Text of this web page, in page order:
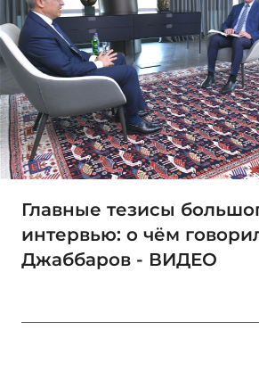
Главные тезисы
интервью: о чём
Джаббаров - ВИДЕО